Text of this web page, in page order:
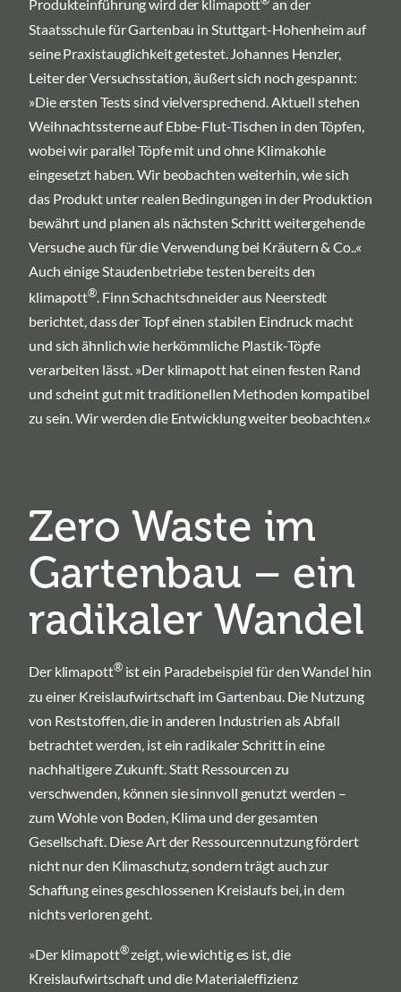
Produkteinführung wird der klimapott
an der
Staatsschule für Gartenbau in Stuttgart-Hohenheim auf
seine Praxistauglichkeit getestet. Johannes Henzler,
Leiter der Versuchsstation, äußert sich noch gespannt:
»Die ersten Tests sind vielversprechend. Aktuell stehen
Weihnachtssterne auf Ebbe-Flut-Tischen in den Töpfen,
wobei wir parallel Töpfe mit und ohne Klimakohle
eingesetzt haben. Wir beobachten weiterhin, wie sich
das Produkt unter realen Bedingungen in der Produktion
bewährt und planen als nächsten Schritt weitergehende
Versuche auch für die Verwendung bei Kräutern & Co..«
Auch einige Staudenbetriebe testen bereits den
klimapott®. Finn Schachtschneider aus Neerstedt
berichtet, dass der Topf einen stabilen Eindruck macht
und sich ähnlich wie herkömmliche Plastik-Töpfe
verarbeiten lässt. »Der klimapott hat einen festen Rand
und scheint gut mit traditionellen Methoden kompatibel
zu sein. Wir werden die Entwicklung weiter beobachten.«
Zero Waste im
Gartenbau – ein
radikaler Wandel
Der klimapott®ist ein Paradebeispiel für den Wandel hin
zu einer Kreislaufwirtschaft im Gartenbau. Die Nutzung
von Reststoffen, die in anderen Industrien als Abfall
betrachtet werden, ist ein radikaler Schritt in eine
nachhaltigere Zukunft. Statt Ressourcen zu
verschwenden, können sie sinnvoll genutzt werden –
zum Wohle von Boden, Klima und der gesamten
Gesellschaft. Diese Art der Ressourcennutzung fördert
nicht nur den Klimaschutz, sondern trägt auch zur
Schaffung eines geschlossenen Kreislaufs bei, in dem
nichts verloren geht.
»Der klimapott®zeigt, wie wichtig es ist, die
Kreislaufwirtschaft und die Materialeffizienz